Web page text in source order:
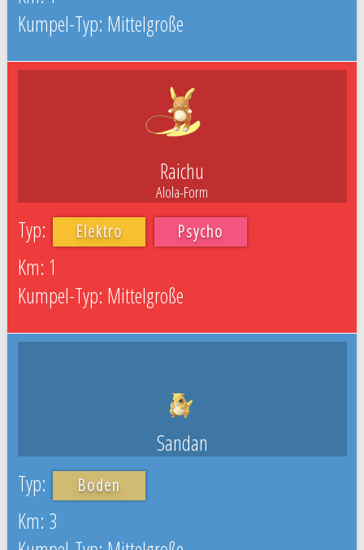
Mittelgroße
Raichu
Alola-Form
Elektro Psycho
1
Mittelgroße
Sandan
Boden
3